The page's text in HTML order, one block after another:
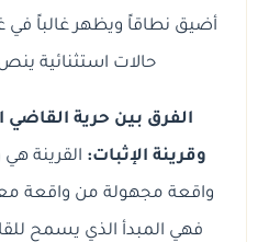
أضيق نطاقاً ويظهر غالباً في
حالات استثنائية
الفرق بين حرية القاضي
وقرينة الإثبات: القرينة
واقعة مجهولة من واقعة
فهي المبدأ الذي يسمح